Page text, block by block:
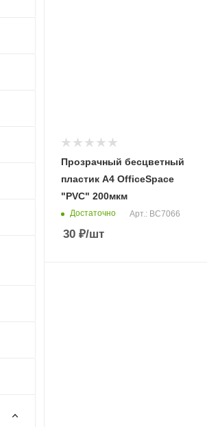
Прозрачный бесцветный
пластик А4 OfficeSpace
"PVC" 200мкм
Достаточно Арт.: BC7066
30 ₽/шт